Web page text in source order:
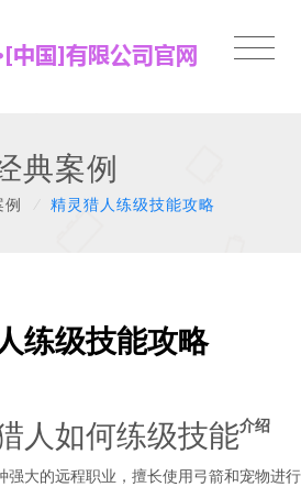
典案例
例 精灵猎人练级技能攻略
练级技能攻略
人如何练级技能介绍
强大的远程职业，擅长使用弓箭和宠物进行